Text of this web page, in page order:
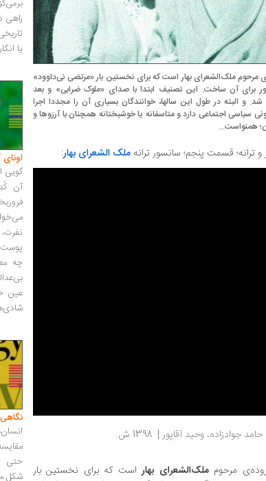
ملک‌الشعرای بهار است که برای نخستین بار «مرتضی نی‌داوود»
برای آن ساخت. این تصنیف ابتدا با صدای «ملوک ضرابی» و بعد
شد. و البته در طول این سالها، خوانندگان بسیاری آن را مجددا اجرا
سیاسی اجتماعی دارد و متاسفانه یا خوشبختانه همچنان با آرزوها و
همنواست...
ترانه؛ قسمت پنجم؛ سانسور ترانه ملک الشعرای بهار:
| حامد جوادزاده، وحید آقاپور | 1398 ش.
مرحومملک‌الشعرای بهاراست که برای نخستین بار
راهی
یا
گویی
آن
چه
عین
حتی
شکل